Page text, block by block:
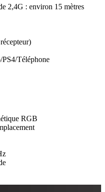
2,4G : environ 15 mètres
Téléphone
RGB